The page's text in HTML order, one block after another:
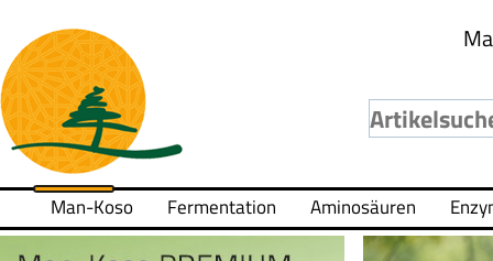
Man-Koso Fermentation Aminosäuren